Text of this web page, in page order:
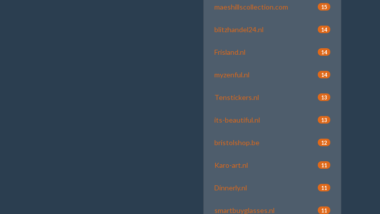
maeshillscollection.com 15
blitzhandel24.nl 14
Frisland.nl 14
myzenful.nl 14
Tenstickers.nl 13
its-beautiful.nl 13
bristolshop.be 12
Karo-art.nl 11
Dinnerly.nl 11
smartbuyglasses.nl 11